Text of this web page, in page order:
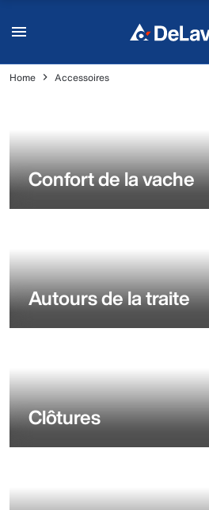
Home Accessoires
Confort de la vache
Autours de la traite
Clôtures